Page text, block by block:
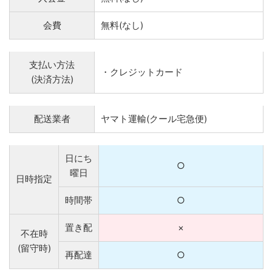
会費 無料(なし)
支払い方法
(決済方法)
・クレジットカード
配送業者 ヤマト運輸(クール宅急便)
日時指定
日にち
曜日
○
時間帯 ○
不在時
(留守時)
置き配 ×
再配達 ○